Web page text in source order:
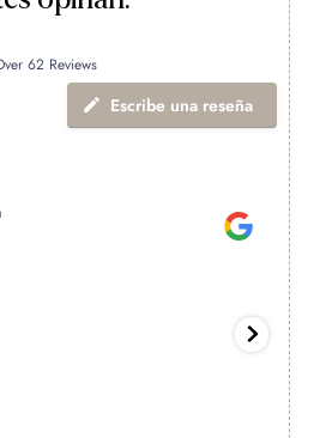
62 Reviews
Escribe una reseña